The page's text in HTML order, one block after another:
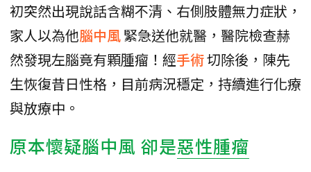
初突然出現說話含糊不清、右側肢體無力症狀，
家人以為他腦中風緊急送他就醫，醫院檢查赫
然發現左腦竟有顆腫瘤！經手術切除後，陳先
生恢復昔日性格，目前病況穩定，持續進行化療
與放療中。
原本懷疑腦中風 卻是惡性腫瘤